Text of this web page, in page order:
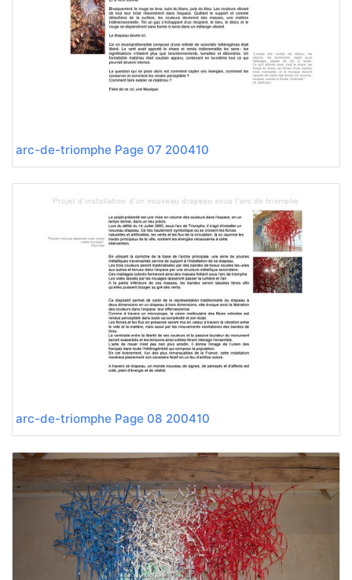
200410 arc-de-triomphe Page 07
200410 arc-de-triomphe Page 08